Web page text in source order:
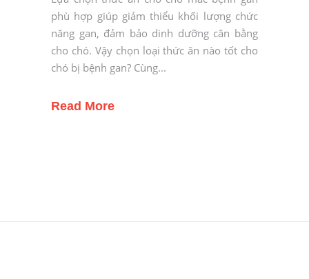
phù hợp giúp giảm thiểu khối lượng chức
năng gan, đảm bảo dinh dưỡng cân bằng
cho chó. Vậy chọn loại thức ăn nào tốt cho
chó bị bệnh gan? Cùng
Read More